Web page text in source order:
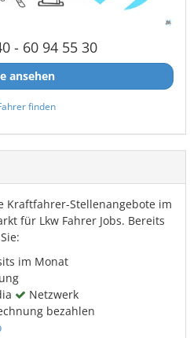
- 60 94 55 30
ansehen
finden
Kraftfahrer-Stellenangebote im
für Lkw Fahrer Jobs. Bereits
im Monat
Netzwerk
bezahlen